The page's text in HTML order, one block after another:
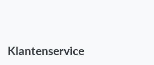
Klantenservice